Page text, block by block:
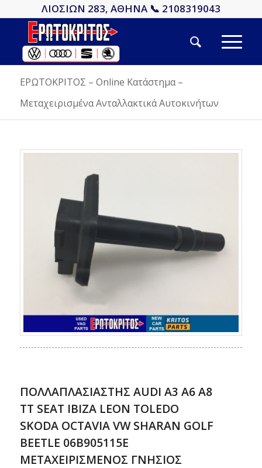
ΛΙΟΣΙΩΝ 283, ΑΘΗΝΑ 📞 2108319043
ΕΡΩΤΟΚΡΙΤΟΣ – Online Κατάστημα –
Μεταχειρισμένα Ανταλλακτικά Αυτοκινήτων
ΠΟΛΛΑΠΛΑΣΙΑΣΤΗΣ AUDI A3 A6 A8
TT SEAT IBIZA LEON TOLEDO
SKODA OCTAVIA VW SHARAN GOLF
BEETLE 06B905115E
ΜΕΤΑΧΕΙΡΙΣΜΕΝΟΣ ΓΝΗΣΙΟΣ